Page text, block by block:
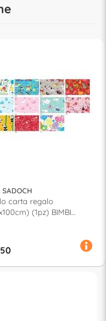
SADOCH
carta regalo
(1pz) BIMBI
50